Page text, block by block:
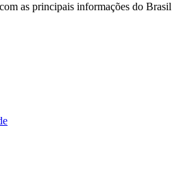
as principais informações do Brasil